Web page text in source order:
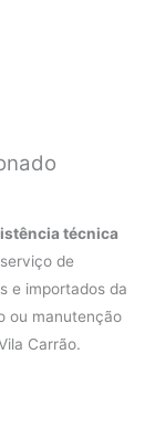
técnica
de
e importados da
ou manutenção
Carrão.